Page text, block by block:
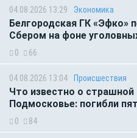
04.08.2026 13:29 Экономика
Белгородская ГК «Эфко»
Сбером на фоне
0 66
04.08.2026 13:04 Происшествия
Что известно о страшной
Подмосковье: погибли
0 84